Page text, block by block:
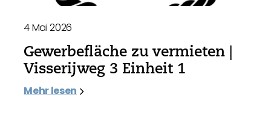
4 Mai 2026
Gewerbefläche zu vermieten |
Visserijweg 3 Einheit 1
Mehr lesen